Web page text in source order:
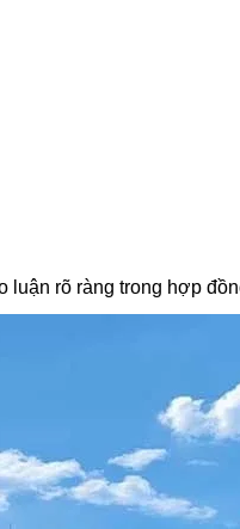
luận rõ ràng trong hợp